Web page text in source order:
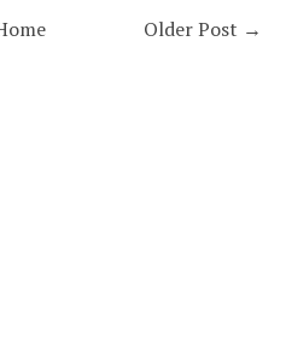
Older Post →